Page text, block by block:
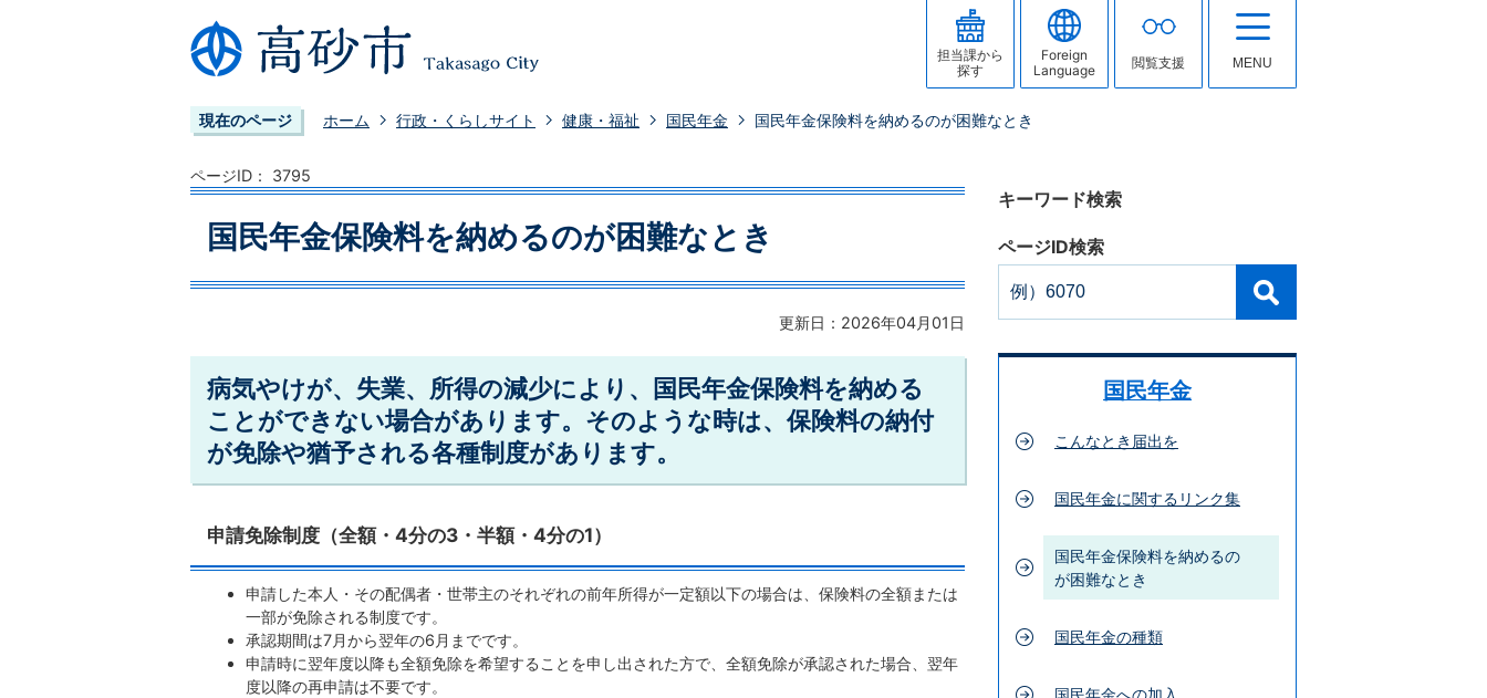
担当課から
探す
Foreign
Language
閲覧支援 MENU
現在のページ ホーム 行政・くらしサイト 健康・福祉 国民年金 国民年金保険料を納めるのが困難なとき
ページID： 3795
国民年金保険料を納めるのが困難なとき
更新日：2026年04月01日
病気やけが、失業、所得の減少により、国民年金保険料を納める
ことができない場合があります。そのような時は、保険料の納付
が免除や猶予される各種制度があります。
申請免除制度（全額・4分の3・半額・4分の1）
申請した本人・その配偶者・世帯主のそれぞれの前年所得が一定額以下の場合は、保険料の全額または
一部が免除される制度です。
承認期間は7月から翌年の6月までです。
申請時に翌年度以降も全額免除を希望することを申し出された方で、全額免除が承認された場合、翌年
度以降の再申請は不要です。
キーワード検索
ページID検索
国民年金
こんなとき届出を
国民年金に関するリンク集
国民年金保険料を納めるの
が困難なとき
国民年金の種類
国民年金への加入